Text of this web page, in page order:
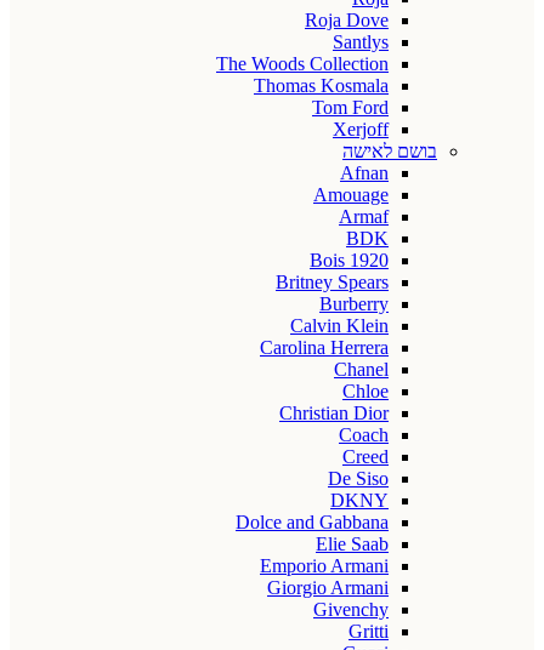
Roja Dove
Santlys
The Woods Collection
Thomas Kosmala
Tom Ford
Xerjoff
בושם לאישה
Afnan
Amouage
Armaf
BDK
Bois 1920
Britney Spears
Burberry
Calvin Klein
Carolina Herrera
Chanel
Chloe
Christian Dior
Coach
Creed
De Siso
DKNY
Dolce and Gabbana
Elie Saab
Emporio Armani
Giorgio Armani
Givenchy
Gritti